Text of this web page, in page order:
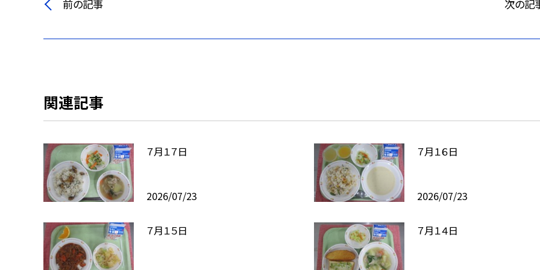
前の記事 次の記
関連記事
７月１７日
2026/07/23
７月１６日
2026/07/23
７月１５日 ７月１４日